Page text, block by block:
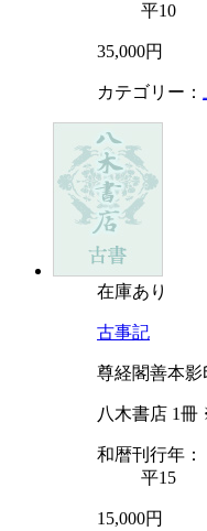
平10
35,000円
カテゴリー：
在庫あり
古事記
尊経閣善本影
八木書店 1
和暦刊行年：
平15
15,000円